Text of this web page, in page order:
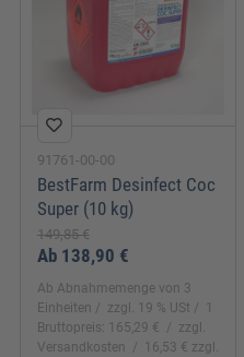
91761-00-00
BestFarm Desinfect Coc
Super (10 kg)
149,85 €
Ab 138,90 €
Ab Abnahmemenge von 3
Einheiten
zzgl. 19 % USt
1
Bruttopreis: 165,29 €
zzgl.
Versandkosten
16,53 € zzgl.